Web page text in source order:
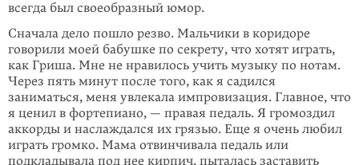
всегда был своеобразный юмор.
Сначала дело пошло резво. Мальчики в коридоре
говорили моей бабушке по секрету, что хотят играть,
как Гриша. Мне не нравилось учить музыку по нотам.
Через пять минут после того, как я садился
заниматься, меня увлекала импровизация. Главное, что
я ценил в фортепиано, — правая педаль. Я громоздил
аккорды и наслаждался их грязью. Еще я очень любил
играть громко. Мама отвинчивала педаль или
подкладывала под нее кирпич, пыталась заставить